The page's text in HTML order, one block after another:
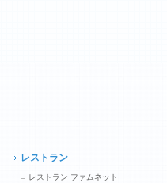
レストラン
レストラン ファムネット